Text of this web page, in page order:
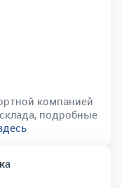
компанией
подробные